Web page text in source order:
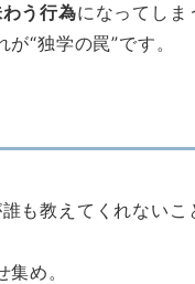
う行為になってしま
“独学の罠”です。
も教えてくれないこ
め。